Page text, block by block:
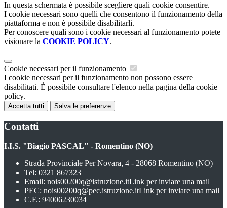
In questa schermata è possibile scegliere quali cookie consentire.
I cookie necessari sono quelli che consentono il funzionamento della
piattaforma e non è possibile disabilitarli.
Per conoscere quali sono i cookie necessari al funzionamento potete
visionare la COOKIE POLICY.
Cookie necessari per il funzionamento
I cookie necessari per il funzionamento non possono essere
disabilitati. È possibile consultare l'elenco nella pagina della cookie
policy.
Accetta tutti Salva le preferenze
Contatti
I.I.S. "Biagio PASCAL" - Romentino (NO)
Strada Provinciale Per Novara, 4 - 28068 Romentino (NO)
Tel: 0321 867323
Email: nois00200q@istruzione.itLink per inviare una mail
PEC: nois00200q@pec.istruzione.itLink per inviare una mail
C.F.: 94006230034